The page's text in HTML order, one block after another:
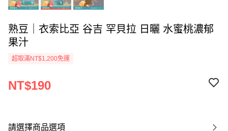
熟豆｜衣索比亞 谷吉 罕貝拉 日曬 水蜜桃濃郁
果汁
超取滿NT$1,200免運
NT$190
請選擇商品選項